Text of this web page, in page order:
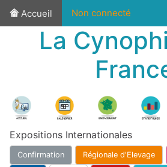
Accueil Non connecté
La
Expositions Internationales
Confirmation Régionale d'Elevage